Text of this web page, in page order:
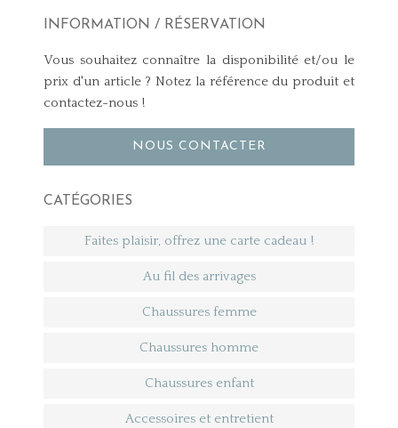
INFORMATION / RÉSERVATION
Vous souhaitez connaître la disponibilité et/ou le
prix d'un article ? Notez la référence du produit et
contactez-nous !
NOUS CONTACTER
CATÉGORIES
Faites plaisir, offrez une carte cadeau !
Au fil des arrivages
Chaussures femme
Chaussures homme
Chaussures enfant
Accessoires et entretient